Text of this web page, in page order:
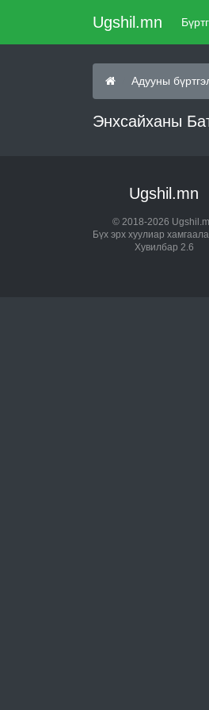
Ugshil.mn
Адууны
Энхсайханы
Ugshil.mn
© 2018-2026
Бүх эрх хуулиар
Хувилбар 2.6